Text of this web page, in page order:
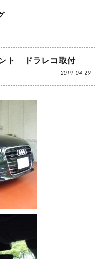
ト ドラレコ取付
2019-04-29